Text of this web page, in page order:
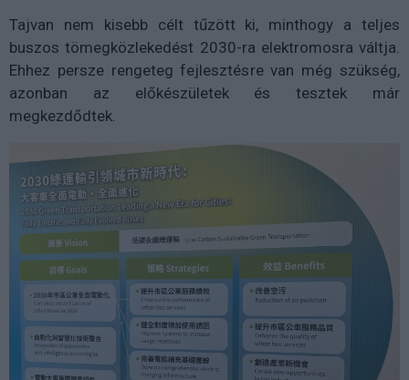
Tajvan nem kisebb célt tűzött ki, minthogy a teljes
buszos tömegközlekedést 2030-ra elektromosra váltja.
Ehhez persze rengeteg fejlesztésre van még szükség,
azonban az előkészületek és tesztek már
megkezdődtek.